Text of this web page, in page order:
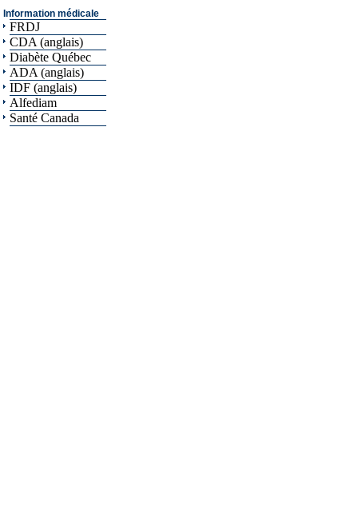
Information médicale
FRDJ
CDA (anglais)
Diabète Québec
ADA (anglais)
IDF (anglais)
Alfediam
Santé Canada